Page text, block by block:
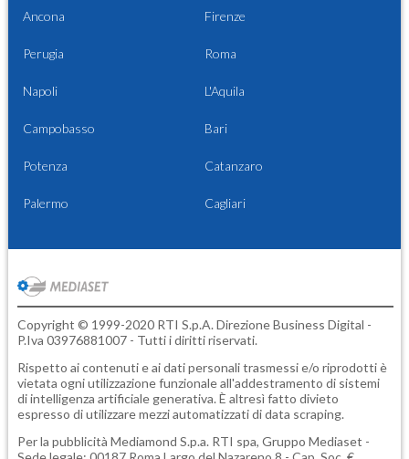
Ancona Firenze
Perugia Roma
Napoli L'Aquila
Campobasso Bari
Potenza Catanzaro
Palermo Cagliari
Copyright © 1999-2020 RTI S.p.A. Direzione Business Digital -
P.Iva 03976881007 - Tutti i diritti riservati.
Rispetto ai contenuti e ai dati personali trasmessi e/o riprodotti è
vietata ogni utilizzazione funzionale all'addestramento di sistemi
di intelligenza artificiale generativa. È altresì fatto divieto
espresso di utilizzare mezzi automatizzati di data scraping.
Per la pubblicità Mediamond S.p.a. RTI spa, Gruppo Mediaset -